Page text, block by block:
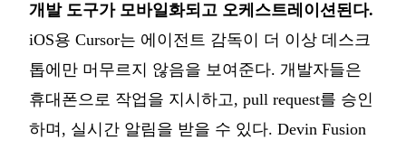
개발 도구가 모바일화되고 오케스트레이션된다.
iOS용 Cursor는 에이전트 감독이 더 이상 데스크
톱에만 머무르지 않음을 보여준다. 개발자들은
휴대폰으로 작업을 지시하고, pull request를 승인
하며, 실시간 알림을 받을 수 있다. Devin Fusion